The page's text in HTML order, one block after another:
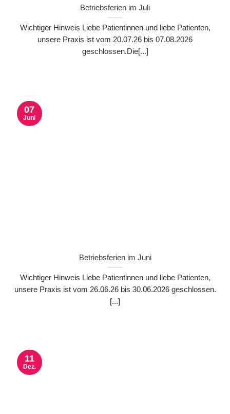
Betriebsferien im Juli
Wichtiger Hinweis Liebe Patientinnen und liebe Patienten,
unsere Praxis ist vom 20.07.26 bis 07.08.2026
geschlossen.Die[...]
Betriebsferien im Juni
Wichtiger Hinweis Liebe Patientinnen und liebe Patienten,
unsere Praxis ist vom 26.06.26 bis 30.06.2026 geschlossen.
[...]
07
Juni
11
Dez.